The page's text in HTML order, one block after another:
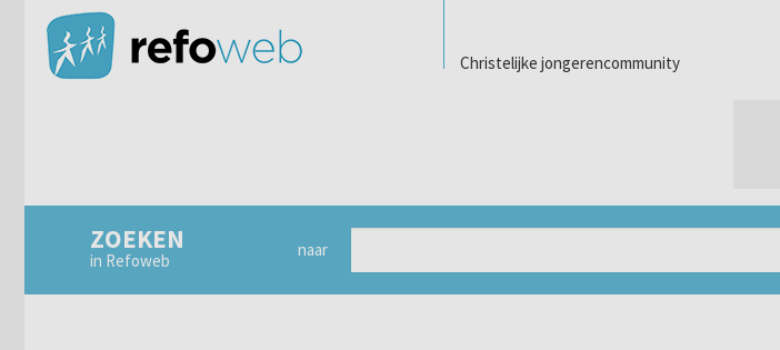
Christelijke jongerencommunity
ZOEKEN
in Refoweb
naar